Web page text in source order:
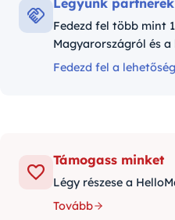
Legyünk partnerek
Fedezd fel több mint
Magyarországról és
Fedezd fel a
Támogass minket
Légy részese a
Tovább